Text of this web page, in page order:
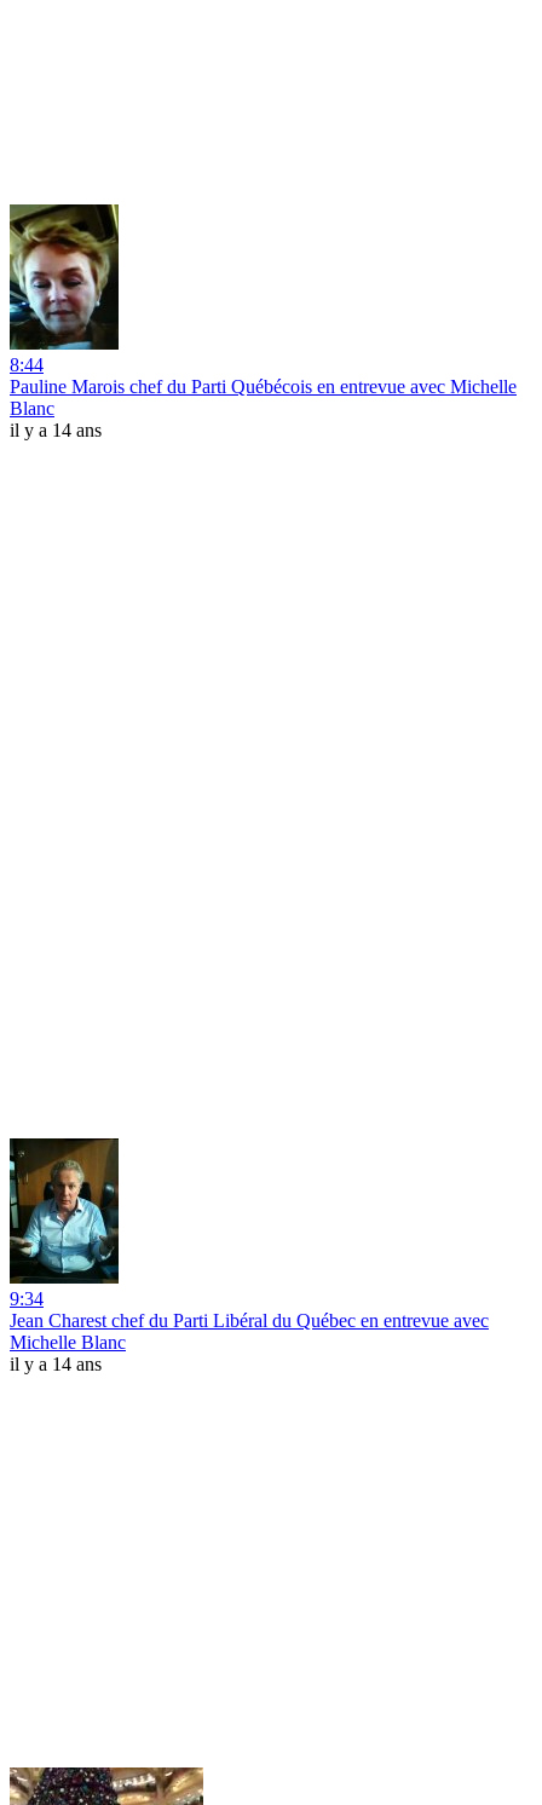
8:44
Pauline Marois chef du Parti Québécois en entrevue avec Michelle
Blanc
il y a 14 ans
9:34
Jean Charest chef du Parti Libéral du Québec en entrevue avec
Michelle Blanc
il y a 14 ans